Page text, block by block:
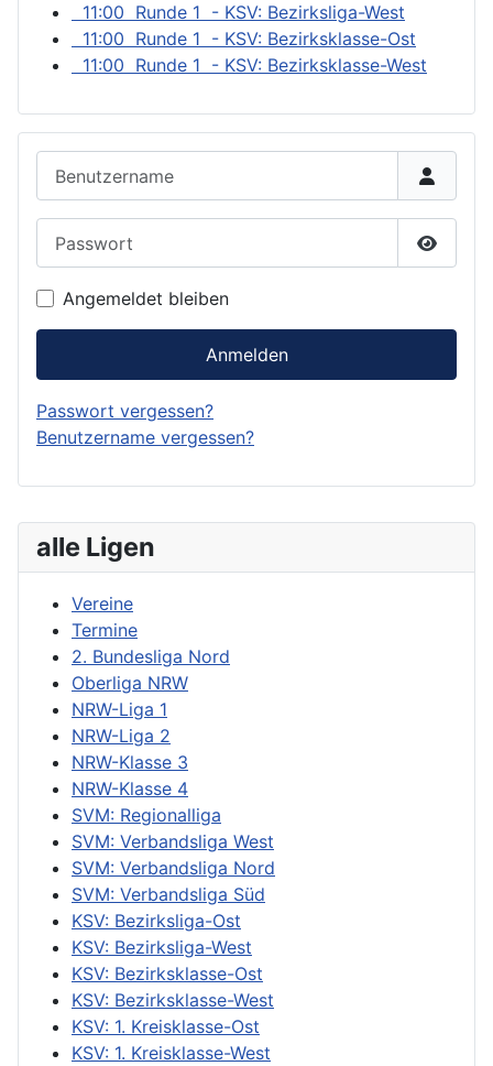
alle Ligen
Vereine
Termine
2. Bundesliga Nord
Oberliga NRW
NRW-Liga 1
NRW-Liga 2
NRW-Klasse 3
NRW-Klasse 4
SVM: Regionalliga
SVM: Verbandsliga West
SVM: Verbandsliga Nord
SVM: Verbandsliga Süd
KSV: Bezirksliga-Ost
KSV: Bezirksliga-West
KSV: Bezirksklasse-Ost
KSV: Bezirksklasse-West
KSV: 1. Kreisklasse-Ost
KSV: 1. Kreisklasse-West
11:00 Runde 1 - KSV: Bezirksliga-West
11:00 Runde 1 - KSV: Bezirksklasse-Ost
11:00 Runde 1 - KSV: Bezirksklasse-West
Angemeldet bleiben
Anmelden
Passwort vergessen?
Benutzername vergessen?